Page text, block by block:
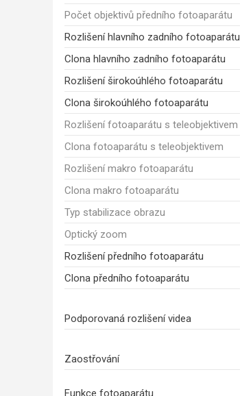
Počet objektivů předního fotoaparátu
Rozlišení hlavního zadního fotoaparátu
Clona hlavního zadního fotoaparátu
Rozlišení širokoúhlého fotoaparátu
Clona širokoúhlého fotoaparátu
Rozlišení fotoaparátu s teleobjektivem
Clona fotoaparátu s teleobjektivem
Rozlišení makro fotoaparátu
Clona makro fotoaparátu
Typ stabilizace obrazu
Optický zoom
Rozlišení předního fotoaparátu
Clona předního fotoaparátu
Podporovaná rozlišení videa
Zaostřování
Funkce fotoaparátu